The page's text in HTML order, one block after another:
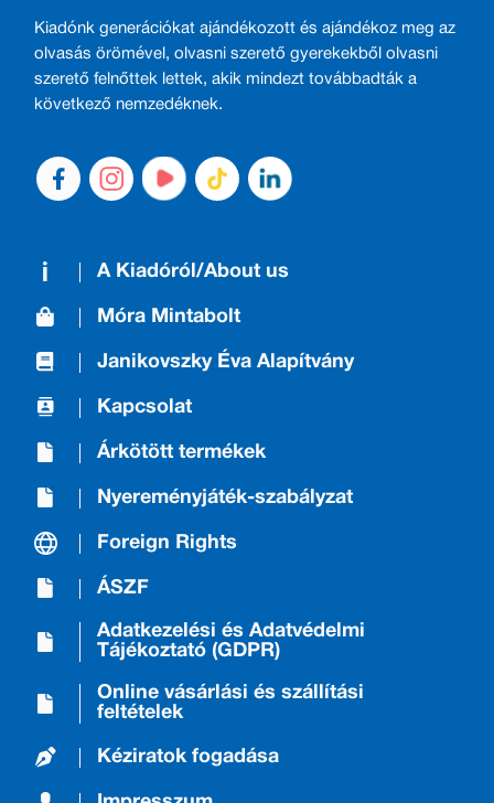
Kiadónk generációkat ajándékozott és ajándékoz meg az
olvasás örömével, olvasni szerető gyerekekből olvasni
szerető felnőttek lettek, akik mindezt továbbadták a
következő nemzedéknek.
A Kiadóról/About us
Móra Mintabolt
Janikovszky Éva Alapítvány
Kapcsolat
Árkötött termékek
Nyereményjáték-szabályzat
Foreign Rights
ÁSZF
Adatkezelési és Adatvédelmi
Tájékoztató (GDPR)
Online vásárlási és szállítási
feltételek
Kéziratok fogadása